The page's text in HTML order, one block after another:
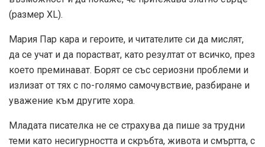
(размер XL).
Мария Пар кара и героите, и читателите си да мислят,
да се учат и да порастват, като резултат от всичко, през
което преминават. Борят се със сериозни проблеми и
излизат от тях с по-голямо самочувствие, разбиране и
уважение към другите хора.
Младата писателка не се страхува да пише за трудни
теми като несигурността и скръбта, живота и смъртта, с